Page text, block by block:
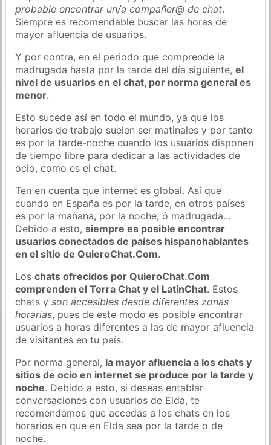
probable encontrar un/a compañer@ de chat.
Siempre es recomendable buscar las horas de
mayor afluencia de usuarios.
Y por contra, en el periodo que comprende la
madrugada hasta por la tarde del día siguiente,el
nivel de usuarios en el chat, por norma general es
menor.
Esto sucede así en todo el mundo, ya que los
horarios de trabajo suelen ser matinales y por tanto
es por la tarde-noche cuando los usuarios disponen
de tiempo libre para dedicar a las actividades de
ocio, como es el chat.
Ten en cuenta que internet es global. Así que
cuando en España es por la tarde, en otros países
es por la mañana, por la noche, ó madrugada…
Debido a esto,siempre es posible encontrar
usuarios conectados de países hispanohablantes
en el sitio de QuieroChat.Com.
Loschats ofrecidos por QuieroChat.Com
comprenden el Terra Chat y el LatinChat. Estos
chats yson accesibles desde diferentes zonas
horarias, pues de este modo es posible encontrar
usuarios a horas diferentes a las de mayor afluencia
de visitantes en tu país.
Por norma general, la mayor afluencia a los chats y
sitios de ocio en internet se produce por la tarde y
noche. Debido a esto, si deseas entablar
conversaciones con usuarios de Elda, te
recomendamos que accedas a los chats en los
horarios en que en Elda sea por la tarde o de
noche.